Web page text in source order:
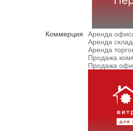
Коммерция
Аренда
Аренда
Аренда
Продажа
Продажа